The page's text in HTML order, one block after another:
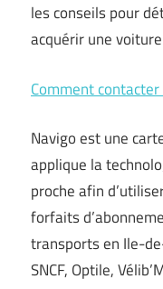
les conseils pour
acquérir une voiture
Comment
Navigo est une
applique la
proche afin
forfaits
transports en Ile-
SNCF, Optile,